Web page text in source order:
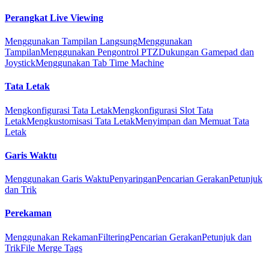
Perangkat Live Viewing
Menggunakan Tampilan LangsungMenggunakan
TampilanMenggunakan Pengontrol PTZDukungan Gamepad dan
JoystickMenggunakan Tab Time Machine
Tata Letak
Mengkonfigurasi Tata LetakMengkonfigurasi Slot Tata
LetakMengkustomisasi Tata LetakMenyimpan dan Memuat Tata
Letak
Garis Waktu
Menggunakan Garis WaktuPenyaringanPencarian GerakanPetunjuk
dan Trik
Perekaman
Menggunakan RekamanFilteringPencarian GerakanPetunjuk dan
TrikFile Merge Tags